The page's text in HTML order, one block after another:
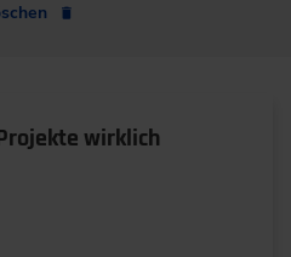
wirklich